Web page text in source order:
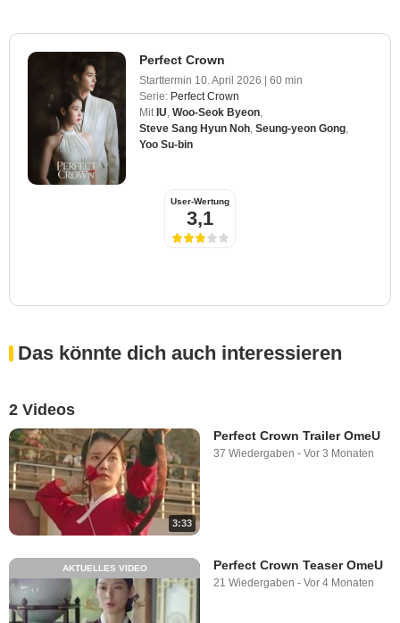
Perfect Crown
Starttermin 10. April 2026 | 60 min
Serie: Perfect Crown
Mit IU Woo-Seok Byeon
Steve Sang Hyun Noh Seung-yeon Gong
Yoo Su-bin
User-Wertung
3,1
Das könnte dich auch interessieren
2 Videos
3:33
Perfect Crown Trailer OmeU
37 Wiedergaben - Vor 3 Monaten
AKTUELLES VIDEO Perfect Crown Teaser OmeU
21 Wiedergaben - Vor 4 Monaten